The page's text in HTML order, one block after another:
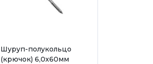
Шуруп-полукольцо
(крючок) 6,0х60мм